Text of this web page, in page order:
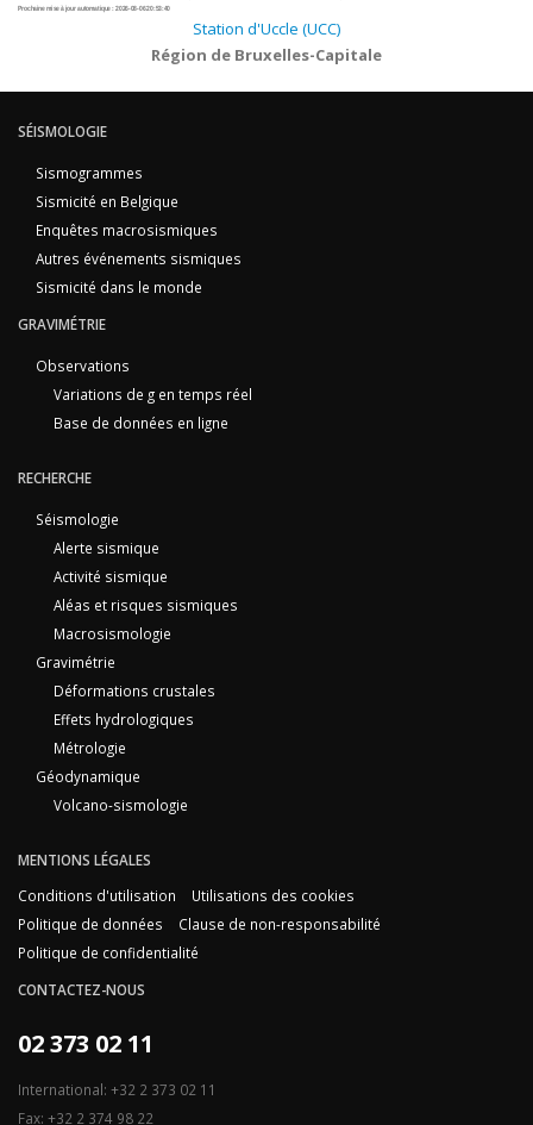
Prochaine mise à jour automatique :2026-08-06 20:53:40
Station d'Uccle (UCC)
Région de Bruxelles-Capitale
SÉISMOLOGIE
Sismogrammes
Sismicité en Belgique
Enquêtes macrosismiques
Autres événements sismiques
Sismicité dans le monde
GRAVIMÉTRIE
Observations
Variations de g en temps réel
Base de données en ligne
RECHERCHE
Séismologie
Alerte sismique
Activité sismique
Aléas et risques sismiques
Macrosismologie
Gravimétrie
Déformations crustales
Effets hydrologiques
Métrologie
Géodynamique
Volcano-sismologie
MENTIONS LÉGALES
Conditions d'utilisation
Utilisations des cookies
Politique de données
Clause de non-responsabilité
Politique de confidentialité
CONTACTEZ-NOUS
02 373 02 11
International: +32 2 373 02 11
Fax: +32 2 374 98 22